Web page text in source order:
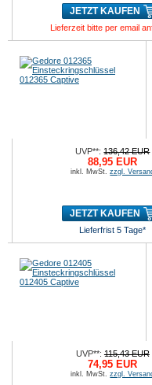
JETZT KAUFEN
Lieferzeit bitte per email
UVP**:136,42 EUR
88,95 EUR
inkl. MwSt.zzgl.
JETZT KAUFEN
Lieferfrist 5 Tage*
UVP**:115,43 EUR
74,95 EUR
inkl. MwSt.zzgl.